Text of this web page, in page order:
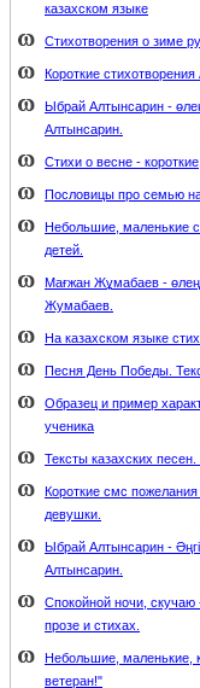
казахском языке
Стихотворения о зиме
Короткие
Ыбрай Алтынсарин -
Алтынсарин.
Стихи о весне -
Пословицы про семью
Небольшие, маленькие
детей.
Мағжан Жұмабаев -
Жумабаев.
На казахском языке
Песня День Победы.
Образец и пример
ученика
Тексты казахских
Короткие смс
девушки.
Ыбрай Алтынсарин -
Алтынсарин.
Спокойной ночи,
прозе и стихах.
Небольшие, маленькие,
ветеран!"